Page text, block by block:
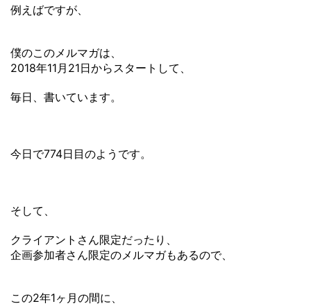
例えばですが、
僕のこのメルマガは、
2018年11月21日からスタートして、
毎日、書いています。
今日で774日目のようです。
そして、
クライアントさん限定だったり、
企画参加者さん限定のメルマガもあるので、
この2年1ヶ月の間に、